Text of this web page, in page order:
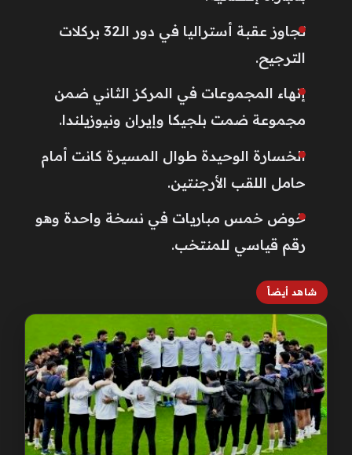
تجاوز عقبة أستراليا في دور الـ32 بركلات
الترجيح.
إنهاء المجموعات في المركز الثاني ضمن
مجموعة ضمت بلجيكا وإيران ونيوزيلندا.
الخسارة الوحيدة طوال المسيرة كانت أمام
حامل اللقب الأرجنتين.
خوض خمس مباريات في نسخة واحدة وهو
رقم قياسي للمنتخب.
شاهد أيضاً